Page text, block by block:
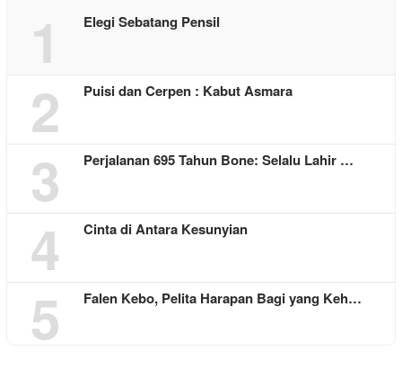
1 Elegi Sebatang Pensil
2 Puisi dan Cerpen : Kabut Asmara
3 Perjalanan 695 Tahun Bone: Selalu Lahir …
4 Cinta di Antara Kesunyian
5 Falen Kebo, Pelita Harapan Bagi yang Keh…